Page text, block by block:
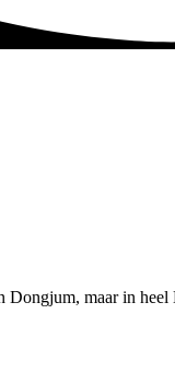
Dongjum, maar in